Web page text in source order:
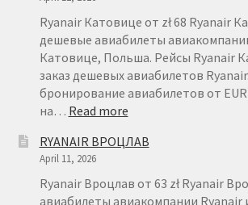
–
FAQ
Ryanair Катовице от zł 68 Ryanair
дешевые авиабилеты
Катовице, Польша. Рейсы Ryanair
заказ дешевых авиабилетов
бронирование авиабилетов от
на… Read more:
КАТОВИЦЕ
RYANAIR ВРОЦЛАВ
April 11, 2026
Ryanair Вроцлав от 63 zł Ryanair
авиабилеты авиакомпании Ryanair